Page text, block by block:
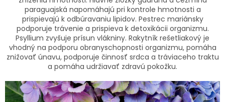
paraguajská napomáhajú pri kontrole hmotnosti a
prispievajú k odbúravaniu lipidov. Pestrec mariánsky
podporuje trávenie a prispieva k detoxikácii organizmu.
Psyllium zvyšuje prísun vlákniny. Rakytník rešetliakový je
vhodný na podporu obranyschopnosti organizmu, pomáha
znižovať únavu, podporuje činnosť srdca a tráviaceho traktu
a pomáha udržiavať zdravú pokožku.